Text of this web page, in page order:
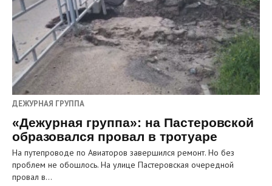
ДЕЖУРНАЯ ГРУППА
«Дежурная группа»: на Пастеровской
образовался провал в тротуаре
На путепроводе по Авиаторов завершился ремонт. Но без
проблем не обошлось. На улице Пастеровская очередной
провал в…